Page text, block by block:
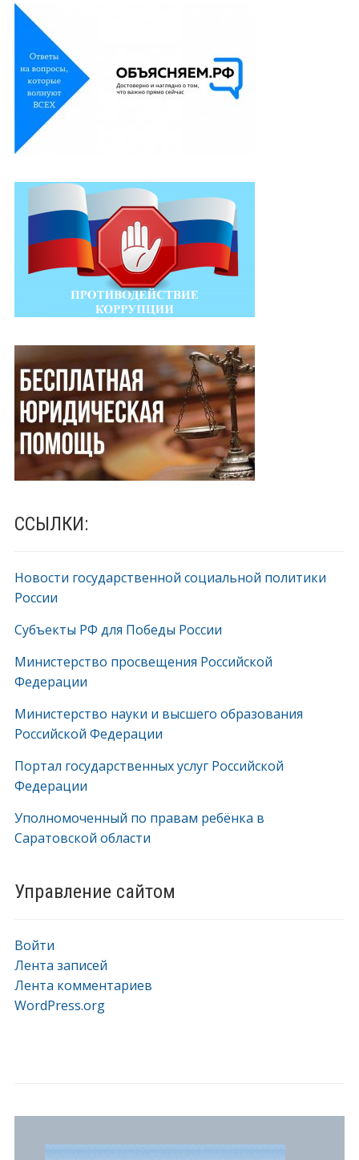
ССЫЛКИ:
Новости государственной социальной политики
России
Субъекты РФ для Победы России
Министерство просвещения Российской
Федерации
Министерство науки и высшего образования
Российской Федерации
Портал государственных услуг Российской
Федерации
Уполномоченный по правам ребёнка в
Саратовской области
Управление сайтом
Войти
Лента записей
Лента комментариев
WordPress.org